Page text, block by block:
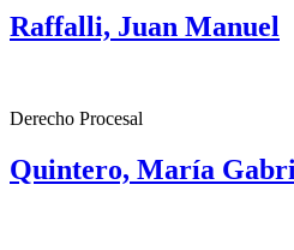
Raffalli, Juan Manuel
Derecho Procesal
Quintero, María